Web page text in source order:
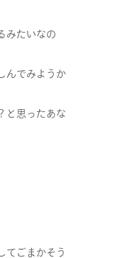
みたいなの
んでみようか
と思ったあな
てごまかそう